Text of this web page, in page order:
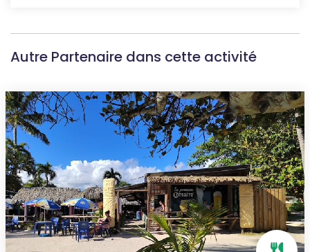
Autre Partenaire dans cette activité